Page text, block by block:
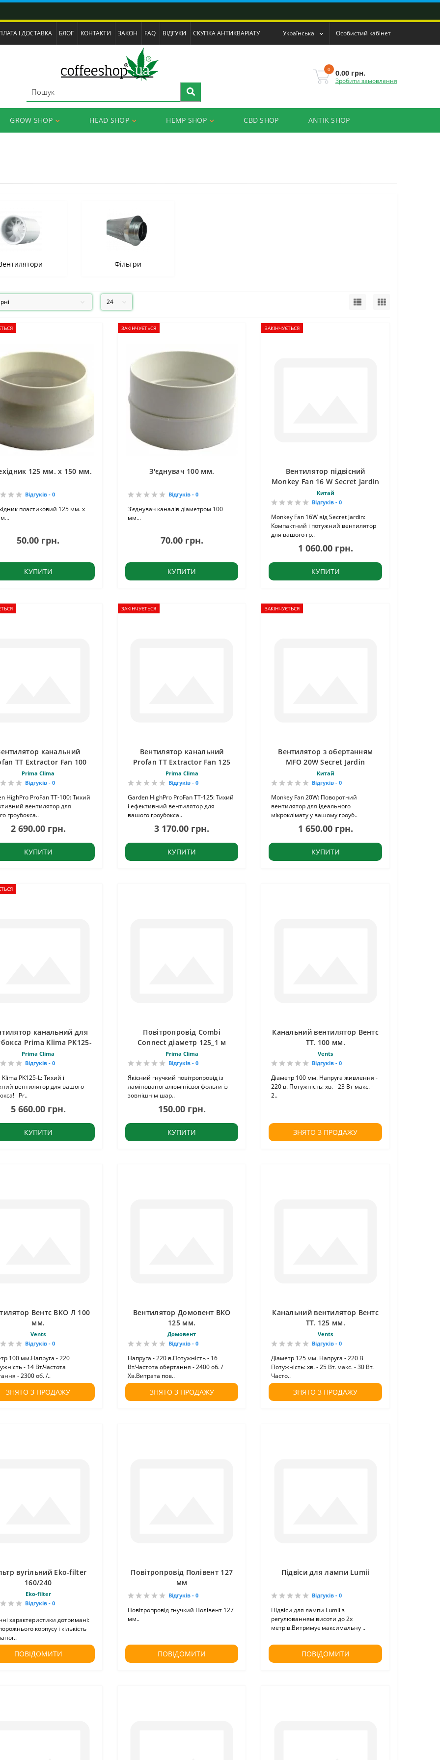
І ДОСТАВКА БЛОГ КОНТАКТИ ЗАКОН FAQ ВІДГУКИ СКУПКА АНТИКВАРІАТУ Українська Особистий кабінет
0 0.00 грн.
Зробити замовлення
GROW SHOP HEAD SHOP HEMP SHOP CBD SHOP ANTIK SHOP
Фільтри
125 мм. х 150 мм.
Відгуків - 0
пластиковий 125 мм. х
50.00 грн.
КУПИТИ
ЗАКІНЧУЄТЬСЯ
З'єднувач 100 мм.
Відгуків - 0
З'єднувач каналів діаметром 100
мм...
70.00 грн.
КУПИТИ
ЗАКІНЧУЄТЬСЯ
Вентилятор підвісний
Monkey Fan 16 W Secret Jardin
Китай
Відгуків - 0
Monkey Fan 16W від Secret Jardin:
Компактний і потужний вентилятор
для вашого гр..
1 060.00 грн.
КУПИТИ
канальний
TT Extractor Fan 100
Prima Clima
Відгуків - 0
HighPro ProFan TT-100: Тихий
вентилятор для
гроубокса..
2 690.00 грн.
КУПИТИ
ЗАКІНЧУЄТЬСЯ
Вентилятор канальний
Profan TT Extractor Fan 125
Prima Clima
Відгуків - 0
Garden HighPro ProFan TT-125: Тихий
і ефективний вентилятор для
вашого гроубокса..
3 170.00 грн.
КУПИТИ
ЗАКІНЧУЄТЬСЯ
Вентилятор з обертанням
MFO 20W Secret Jardin
Китай
Відгуків - 0
Monkey Fan 20W: Поворотний
вентилятор для ідеального
мікроклімату у вашому гроуб..
1 650.00 грн.
КУПИТИ
канальний для
Prima Klima PK125-
L
Prima Clima
Відгуків - 0
PK125-L: Тихий і
вентилятор для вашого
Pr..
5 660.00 грн.
КУПИТИ
Повітропровід Combi
Connect діаметр 125_1 м
Prima Clima
Відгуків - 0
Якісний гнучкий повітропровід із
ламінованої алюмінієвої фольги із
зовнішнім шар..
150.00 грн.
КУПИТИ
Канальний вентилятор Вентс
ТТ. 100 мм.
Vents
Відгуків - 0
Діаметр 100 мм. Напруга живлення -
220 в. Потужність: хв. - 23 Вт макс. -
2..
ЗНЯТО З ПРОДАЖУ
Вентс ВКО Л 100
мм.
Vents
Відгуків - 0
100 мм.Напруга - 220
- 14 Вт.Частота
- 2300 об. /..
ЗНЯТО З ПРОДАЖУ
Вентилятор Домовент ВКО
125 мм.
Домовент
Відгуків - 0
Напруга - 220 в.Потужність - 16
Вт.Частота обертання - 2400 об. /
Хв.Витрата пов..
ЗНЯТО З ПРОДАЖУ
Канальний вентилятор Вентс
ТТ. 125 мм.
Vents
Відгуків - 0
Діаметр 125 мм. Напруга - 220 В
Потужність: хв. - 25 Вт. макс. - 30 Вт.
Часто..
ЗНЯТО З ПРОДАЖУ
вугільний Eko-filter
160/240
Eko-filter
Відгуків - 0
характеристики дотримані:
корпусу і кількість
ПОВІДОМИТИ
Повітропровід Полівент 127
мм
Відгуків - 0
Повітропровід гнучкий Полівент 127
мм..
ПОВІДОМИТИ
Підвіси для лампи Lumii
Відгуків - 0
Підвіси для лампи Lumii з
регулюванням висоти до 2х
метрів.Витримує максимальну ..
ПОВІДОМИТИ